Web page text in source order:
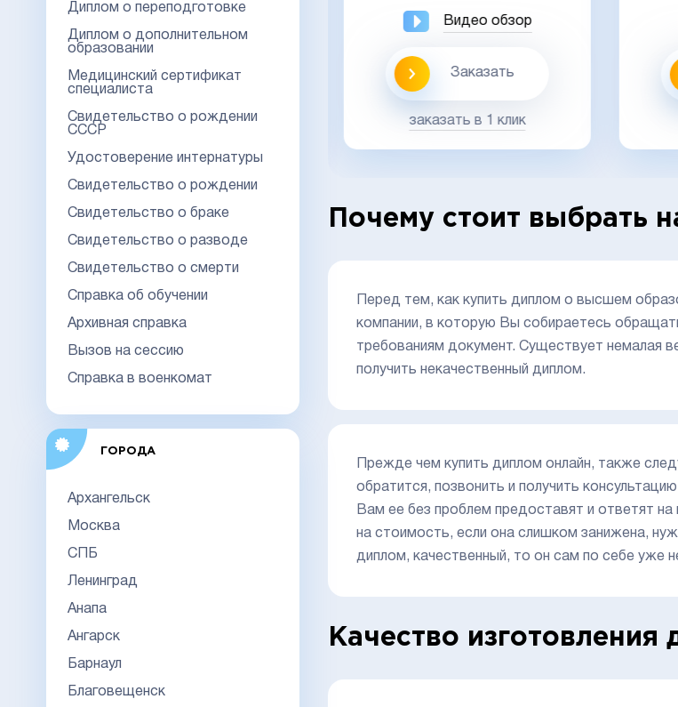
Диплом о переподготовке
Диплом о дополнительном
образовании
Медицинский сертификат
специалиста
Свидетельство о рождении
СССР
Удостоверение интернатуры
Свидетельство о рождении
Свидетельство о браке
Свидетельство о разводе
Свидетельство о смерти
Справка об обучении
Архивная справка
Вызов на сессию
Справка в военкомат
ГОРОДА
Архангельск
Москва
СПБ
Ленинград
Анапа
Ангарск
Барнаул
Благовещенск
Видео обзор
Заказать
заказать в 1 клик
Видео обзор
Заказать
заказать в 1 клик
Почему стоит выбрать
Перед тем, как купить диплом о высшем
компании, в которую Вы собираетесь
требованиям документ. Существует немалая
получить некачественный диплом.
Прежде чем купить диплом онлайн, также
обратится, позвонить и получить
Вам ее без проблем предоставят и ответят
на стоимость, если она слишком занижена,
диплом, качественный, то он сам по себе уже
Качество изготовления